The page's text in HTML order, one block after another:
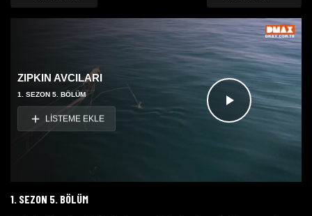
Videoyu
Oynat
ZIPKIN AVCILARI
1. SEZON 5. BÖLÜM
LİSTEME EKLE
1. SEZON 5. BÖLÜM